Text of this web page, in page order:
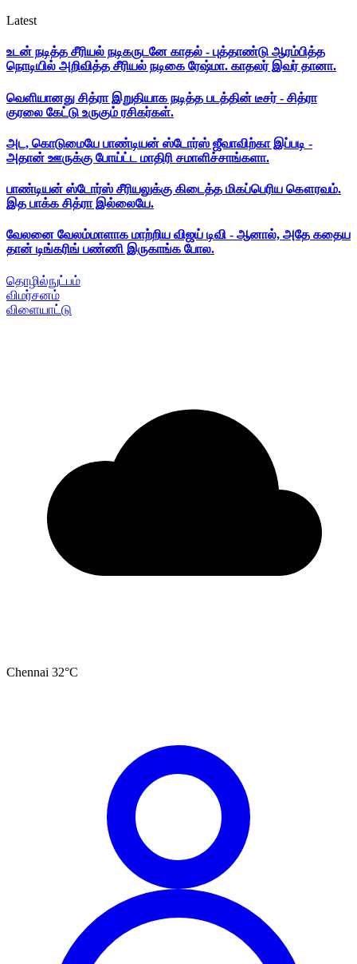
Latest
உடன் நடித்த சீரியல் நடிகருடனே காதல் - புத்தாண்டு ஆரம்பித்த
நொடியில் அறிவித்த சீரியல் நடிகை ரேஷ்மா. காதலர் இவர் தானா.
வெளியானது சித்ரா இறுதியாக நடித்த படத்தின் டீசர் - சித்ரா
குரலை கேட்டு உருகும் ரசிகர்கள்.
அட, கொடுமையே பாண்டியன் ஸ்டோர்ஸ் ஜீவாவிற்கா இப்படி -
அதான் ஊருக்கு போய்ட்ட மாதிரி சமாளிச்சாங்களா.
பாண்டியன் ஸ்டோர்ஸ் சீரியலுக்கு கிடைத்த மிகப்பெரிய கௌரவம்.
இத பாக்க சித்ரா இல்லையே.
வேலனை வேலம்மாளாக மாற்றிய விஜய் டிவி - ஆனால், அதே கதைய
தான் டிங்கரிங் பண்ணி இருகாங்க போல.
தொழில்நுட்பம்
விமர்சனம்
விளையாட்டு
Chennai 32°C